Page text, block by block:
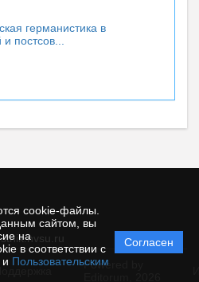
cookie-файлы.
сайтом, вы
на
в соответствии с
Пользовательским
Согласен
германистика в
постсов...
Powered by